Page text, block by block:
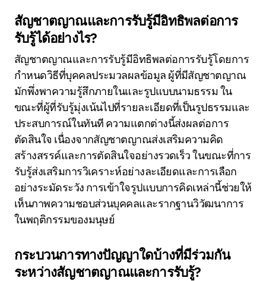
สัญชาตญาณและการรับรู้มีอิทธิพลต่อการ
รับรู้ได้อย่างไร?
สัญชาตญาณและการรับรู้มีอิทธิพลต่อการรับรู้โดยการ
กำหนดวิธีที่บุคคลประมวลผลข้อมูล ผู้ที่มีสัญชาตญาณ
มักพึ่งพาความรู้สึกภายในและรูปแบบนามธรรม ใน
ขณะที่ผู้ที่รับรู้มุ่งเน้นไปที่รายละเอียดที่เป็นรูปธรรมและ
ประสบการณ์ในทันที ความแตกต่างนี้ส่งผลต่อการ
ตัดสินใจ เนื่องจากสัญชาตญาณส่งเสริมความคิด
สร้างสรรค์และการตัดสินใจอย่างรวดเร็ว ในขณะที่การ
รับรู้ส่งเสริมการวิเคราะห์อย่างละเอียดและการเลือก
อย่างระมัดระวัง การเข้าใจรูปแบบการคิดเหล่านี้ช่วยให้
เห็นภาพความชอบส่วนบุคคลและรากฐานวิวัฒนาการ
ในพฤติกรรมของมนุษย์
กระบวนการทางปัญญาใดบ้างที่มีร่วมกัน
ระหว่างสัญชาตญาณและการรับรู้?